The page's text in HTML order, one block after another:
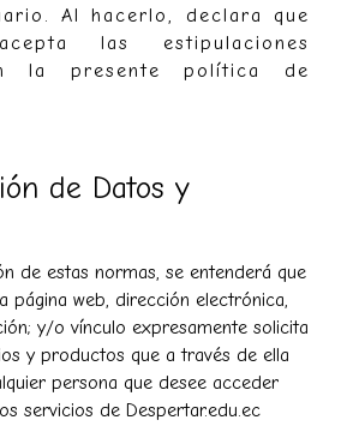
Al hacerlo, declara que
las estipulaciones
la presente política de
de Datos y
de estas normas, se entenderá que
página web, dirección electrónica,
y/o vínculo expresamente solicita
y productos que a través de ella
persona que desee acceder
servicios de Despertar.edu.ec